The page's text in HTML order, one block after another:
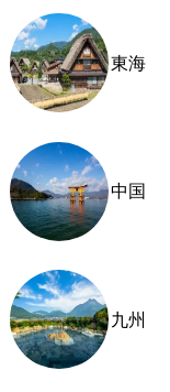
東海
中国
九州